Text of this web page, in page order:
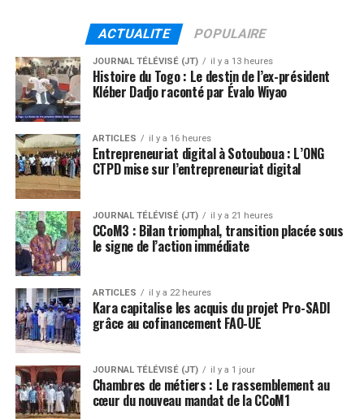
ACTUALITE POPULAIRE
JOURNAL TÉLÉVISÉ (JT) il y a 13 heures
Histoire du Togo : Le destin de l’ex-président
Kléber Dadjo raconté par Évalo Wiyao
ARTICLES il y a 16 heures
Entrepreneuriat digital à Sotouboua : L’ONG
CTPD mise sur l’entrepreneuriat digital
JOURNAL TÉLÉVISÉ (JT) il y a 21 heures
CCoM3 : Bilan triomphal, transition placée sous
le signe de l’action immédiate
ARTICLES il y a 22 heures
Kara capitalise les acquis du projet Pro-SADI
grâce au cofinancement FAO-UE
JOURNAL TÉLÉVISÉ (JT) il y a 1 jour
Chambres de métiers : Le rassemblement au
cœur du nouveau mandat de la CCoM1